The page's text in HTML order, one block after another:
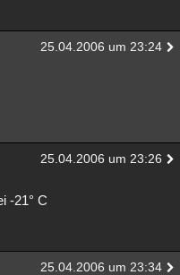
25.04.2006 um 23:24
25.04.2006 um 23:26
-21° C
25.04.2006 um 23:34